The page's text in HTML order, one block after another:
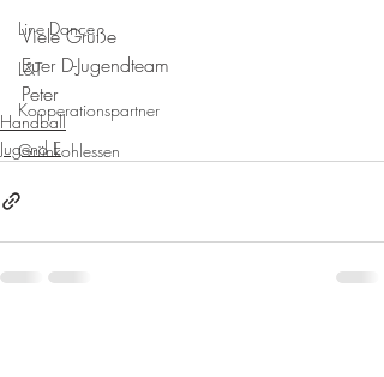
Line Dance
L&T
Kooperationspartner
Grünkohlessen
Viele Grüße
Euer D-Jugendteam
Peter
Handball
Jugend E